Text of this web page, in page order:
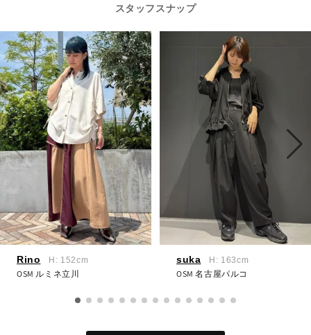
スタッフスナップ
Rino H: 152cm
OSM ルミネ立川
suka H: 163cm
OSM 名古屋パルコ